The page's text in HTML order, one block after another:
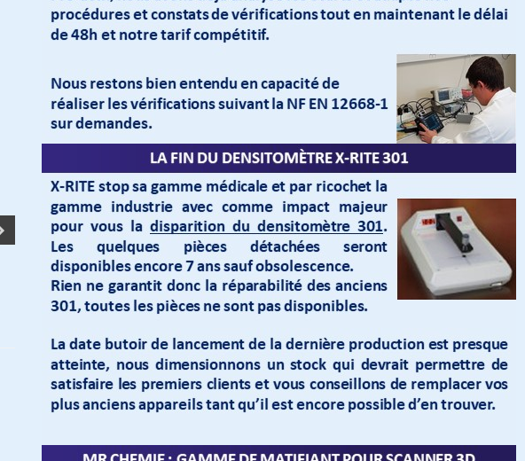
incontournable tant cette société est fiable ,
rigoureuse et aux tarifs justes , mes contacts
sur place sont disponibles et toujours à même
attentes . félicitations
By: 1 Year ago
Copy Of Vidéoscope Articulé
360° Haute...
€6,576.97 (VAT excl.) €9,395.67
Copy Of Vidéoscope Articulé
360° Mitcorp X750
€3,813.48 (VAT excl.) €5,084.64
Scanner De Numérisation 3D
Creaform Handyscan...
€31,909.00
Logiciels Polyworks
Modeler
€11,185.00
(VAT excl.)